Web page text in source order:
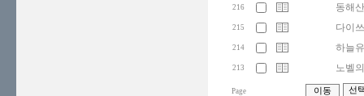
216 동해
215 다이
214 하늘
213 노벨
Page